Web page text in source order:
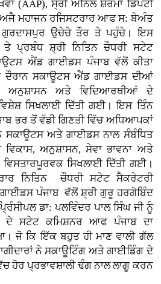
(AAP), ਸ੍ਰੀ ਅਨਿਲ ਸ਼ਰਮਾ ਡਿਪਟੀ
ਅਜੈ ਮਹਾਜਨ ਰਜਿਸਟਰਾਰ ਆਫ ਸ: ਬੇਅੰਤ
ਗੁਰਦਾਸਪੁਰ ਉਚੇਚੇ ਤੌਰ ਤੇ ਪਹੁੰਚੇ। ਇਸ
ਪ੍ਰਬੰਧ ਸ਼੍ਰੀ ਨਿਤਿਨ ਚੌਧਰੀ ਸਟੇਟ
ਐਂਡ ਗਾਈਡਸ ਪੰਜਾਬ ਵੱਲੋਂ ਕੀਤਾ
ਸਕਾਊਟਸ ਐਂਡ ਗਾਈਡਸ ਦੀਆਂ
ਅਨੁਸ਼ਾਸਨ ਅਤੇ ਵਿਦਿਆਰਥੀਆਂ ਦੇ
ਸਿਖਲਾਈ ਦਿੱਤੀ ਗਈ। ਇਸ ਤਿੰਨ
ਭਰ ਤੋਂ ਵੱਡੀ ਗਿਣਤੀ ਵਿੱਚ ਅਧਿਆਪਕਾਂ
ਸਕਾਊਟਸ ਅਤੇ ਗਾਈਡਸ ਨਾਲ ਸੰਬੰਧਿਤ
ਅਨੁਸ਼ਾਸਨ, ਸੇਵਾ ਭਾਵਨਾ ਅਤੇ
ਵਿਸਤਾਰਪੂਰਵਕ ਸਿਖਲਾਈ ਦਿੱਤੀ ਗਈ।
ਨਿਤਿਨ ਚੌਧਰੀ ਸਟੇਟ ਸੈਕਰੇਟਰੀ
ਪੰਜਾਬ ਵੱਲੋਂ ਸ਼੍ਰੀ ਗੁਰੂ ਹਰਗੋਬਿੰਦ
ਡਾ: ਪਲਵਿੰਦਰ ਪਾਲ ਸਿੰਘ ਜੀ ਨੂੰ
ਦੇ ਸਟੇਟ ਕਮਿਸ਼ਨਰ ਆਫ ਪੰਜਾਬ ਦਾ
ਜੋ ਕਿ ਇੱਕ ਬਹੁਤ ਹੀ ਮਾਣ ਵਾਲੀ ਗੱਲ
ਨੇ ਸਕਾਊਟਿੰਗ ਅਤੇ ਗਾਈਡਿੰਗ ਦੇ
ਹੋਰ ਪ੍ਰਭਾਵਸ਼ਾਲੀ ਢੰਗ ਨਾਲ ਲਾਗੂ ਕਰਨ